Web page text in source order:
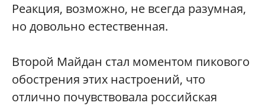
Реакция, возможно, не всегда разумная,
но довольно естественная.
Второй Майдан стал моментом пикового
обострения этих настроений, что
отлично почувствовала российская